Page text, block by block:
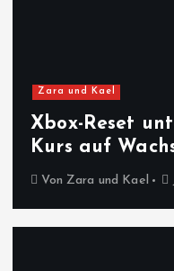
Zara und Kael
Xbox-Reset
Kurs auf
Von Zara und Kael